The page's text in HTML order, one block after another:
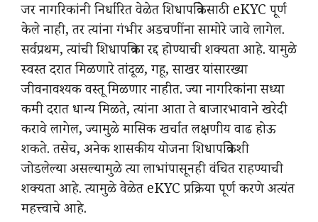
जर नागरिकांनी निर्धारित वेळेत शिधापत्रिकेसाठी eKYC पूर्ण
केले नाही, तर त्यांना गंभीर अडचणींना सामोरे जावे लागेल.
सर्वप्रथम, त्यांची शिधापत्रिका रद्द होण्याची शक्यता आहे. यामुळे
स्वस्त दरात मिळणारे तांदूळ, गहू, साखर यांसारख्या
जीवनावश्यक वस्तू मिळणार नाहीत. ज्या नागरिकांना सध्या
कमी दरात धान्य मिळते, त्यांना आता ते बाजारभावाने खरेदी
करावे लागेल, ज्यामुळे मासिक खर्चात लक्षणीय वाढ होऊ
शकते. तसेच, अनेक शासकीय योजना शिधापत्रिकेशी
जोडलेल्या असल्यामुळे त्या लाभांपासूनही वंचित राहण्याची
शक्यता आहे. त्यामुळे वेळेत eKYC प्रक्रिया पूर्ण करणे अत्यंत
महत्त्वाचे आहे.